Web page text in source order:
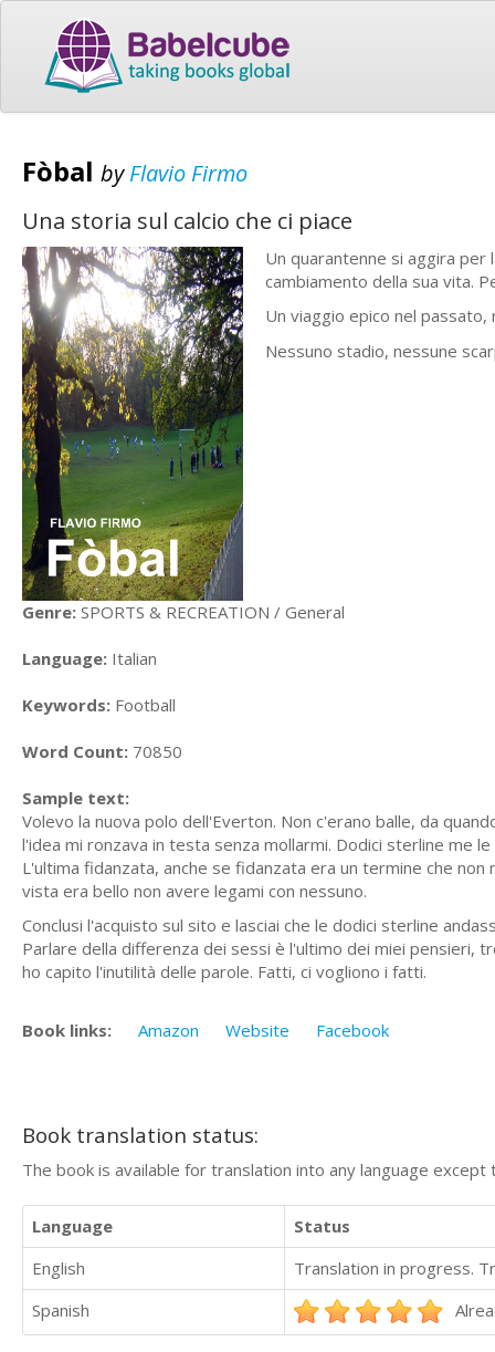
Fòbal byFlavio Firmo
Una storia sul calcio che ci piace
Un quarantenne si aggira per
cambiamento della sua vita.
Un viaggio epico nel
Nessuno stadio, nessune
Genre: SPORTS & RECREATION / General
Language: Italian
Keywords: Football
Word Count: 70850
Sample text:
Volevo la nuova polo dell'Everton. Non c'erano balle, da
l'idea mi ronzava in testa senza mollarmi. Dodici sterline me
L'ultima fidanzata, anche se fidanzata era un termine che
vista era bello non avere legami con nessuno.
Conclusi l'acquisto sul sito e lasciai che le dodici sterline
Parlare della differenza dei sessi è l'ultimo dei miei
ho capito l'inutilità delle parole. Fatti, ci vogliono i fatti.
Book links: Amazon Website Facebook
Book translation status:
The book is available for translation into any language
Language
Status
English
Translation in progress.
Spanish